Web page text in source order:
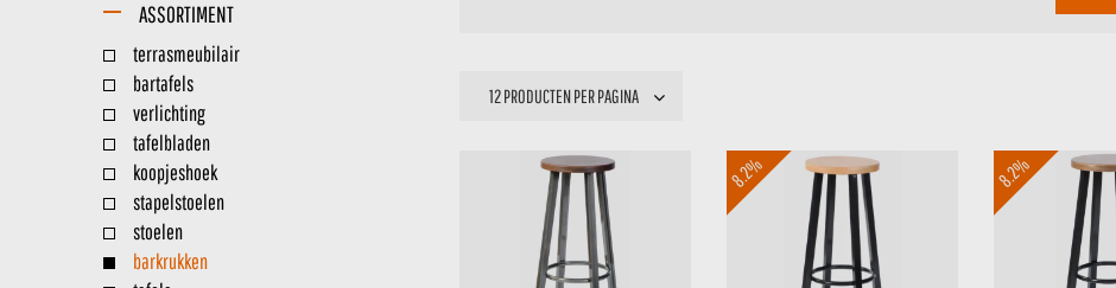
ASSORTIMENT
terrasmeubilair
bartafels
verlichting
tafelbladen
koopjeshoek
stapelstoelen
stoelen
barkrukken
8.2% 8.2%